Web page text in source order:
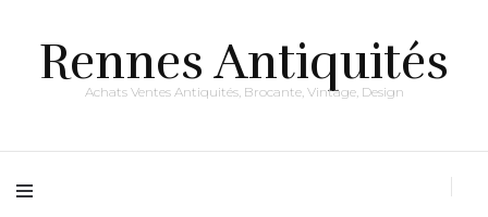
Rennes Antiquités
Achats Ventes Antiquités, Brocante, Vintage, Design